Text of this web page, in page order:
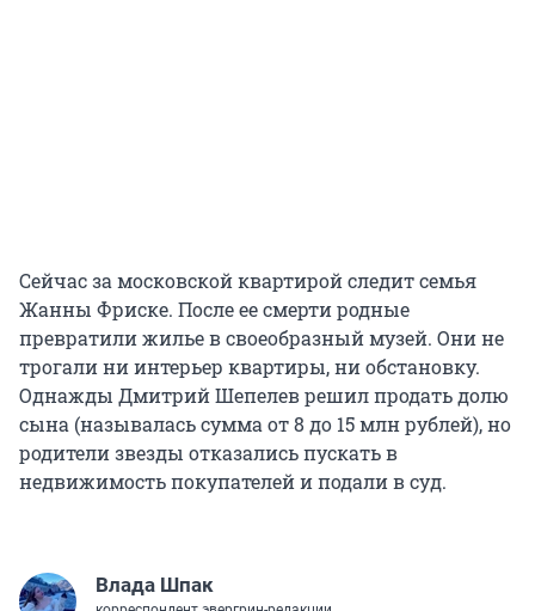
Сейчас за московской квартирой следит семья
Жанны Фриске. После ее смерти родные
превратили жилье в своеобразный музей. Они не
трогали ни интерьер квартиры, ни обстановку.
Однажды Дмитрий Шепелев решил продать долю
сына (называлась сумма от 8 до 15 млн рублей), но
родители звезды отказались пускать в
недвижимость покупателей и подали в суд.
Влада Шпак